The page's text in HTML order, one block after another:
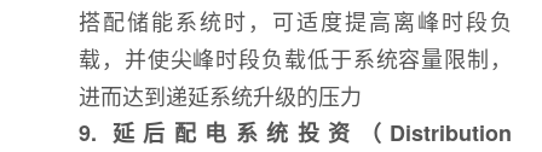
搭配储能系统时，可适度提高离峰时段负
载，并使尖峰时段负载低于系统容量限制，
进而达到递延系统升级的压力
9. 延后配电系统投资（Distribution